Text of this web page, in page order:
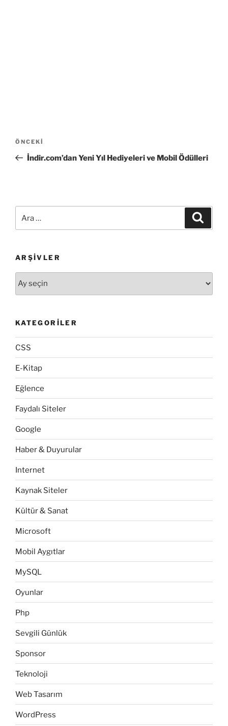
Yazı
gezinmesi
Önceki
Yazı
ÖNCEKI
İndir.com’dan Yeni Yıl Hediyeleri ve Mobil Ödülleri
ARŞIVLER
KATEGORILER
CSS
E-Kitap
Eğlence
Faydalı Siteler
Google
Haber & Duyurular
Internet
Kaynak Siteler
Kültür & Sanat
Microsoft
Mobil Aygıtlar
MySQL
Oyunlar
Php
Sevgili Günlük
Sponsor
Teknoloji
Web Tasarım
WordPress